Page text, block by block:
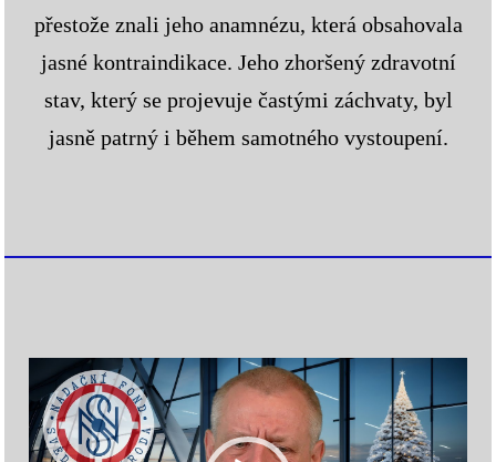
přestože znali jeho anamnézu, která obsahovala
jasné kontraindikace. Jeho zhoršený zdravotní
stav, který se projevuje častými záchvaty, byl
jasně patrný i během samotného vystoupení.
Video
prehrávač